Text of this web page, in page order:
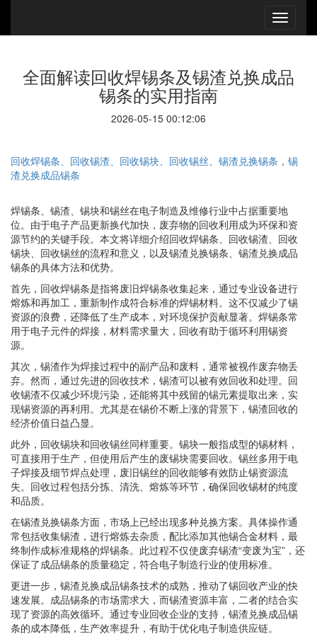
全面解读回收焊锡条及锡渣兑换成品
锡条的实用指南
2026-05-15 00:12:06
回收焊锡条、回收锡渣、回收锡块、回收锡丝、锡渣兑换锡条，锡
渣兑换成品锡条
焊锡条、锡渣、锡块和锡丝在电子制造及维修行业中占据重要地
位。由于电子产品更新换代加快，废弃物的回收利用成为环保和资
源节约的关键手段。本文将详细介绍回收焊锡条、回收锡渣、回收
锡块、回收锡丝的流程和意义，以及锡渣兑换锡条、锡渣兑换成品
锡条的具体方法和优势。
首先，回收焊锡条是指将废旧焊锡条收集起来，通过专业设备进行
熔炼和再加工，重新制作成符合标准的焊锡材料。这不仅减少了锡
资源的浪费，还降低了生产成本，对环境保护贡献显著。焊锡条常
用于电子元件的焊接，材料需求量大，回收有助于循环利用锡资
源。
其次，锡渣作为焊接过程中的副产品和废料，通常被视作废弃物丢
弃。然而，通过先进的回收技术，锡渣可以被有效回收和处理。回
收锡渣不仅减少环境污染，还能将其中残留的锡元素提取出来，实
现锡资源的再利用。尤其是在锡价不断上涨的背景下，锡渣回收的
经济价值日益凸显。
此外，回收锡块和回收锡丝同样重要。锡块一般指成型的锡材料，
可直接用于生产，但使用后产生的废锡块需要回收。锡丝多用于电
子焊接及细节焊点处理，废旧锡丝的回收能够有效防止锡资源流
失。回收过程包括分拣、清洗、熔炼等环节，确保回收锡材的纯度
和品质。
在锡渣兑换锡条方面，市场上已经出现多种兑换方案。具体操作通
常包括收集锡渣，进行熔炼去杂质，配比添加其他锡合金材料，最
终制作成标准规格的焊锡条。此过程不仅使废弃锡渣“变废为宝”，还
保证了成品锡条的质量稳定，符合电子制造行业的使用标准。
更进一步，锡渣兑换成品锡条技术的成熟，推动了锡回收产业的快
速发展。成品锡条的市场需求大，而锡渣资源丰富，二者的结合实
现了资源的高效循环。通过专业回收企业的支持，锡渣兑换成品锡
条的成本降低，生产效率提升，有助于优化电子制造供应链。